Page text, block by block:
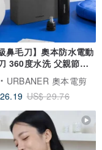
鼻毛刀】奧本防水電動
360度水洗 父親節禮
URBANER 奧本電剪
US$ 29.76